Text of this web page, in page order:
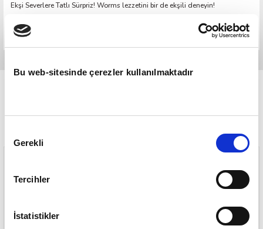
Bu web-sitesinde çerezler kullanılmaktadır
Seçimi
Gerekli
Tercihler
İstatistikler
Ekşi Severlere Tatlı Sürpriz! Worms lezzetini bir de ekşili deneyin!
Haribo Ekşii Worms sizleri bekliyor.